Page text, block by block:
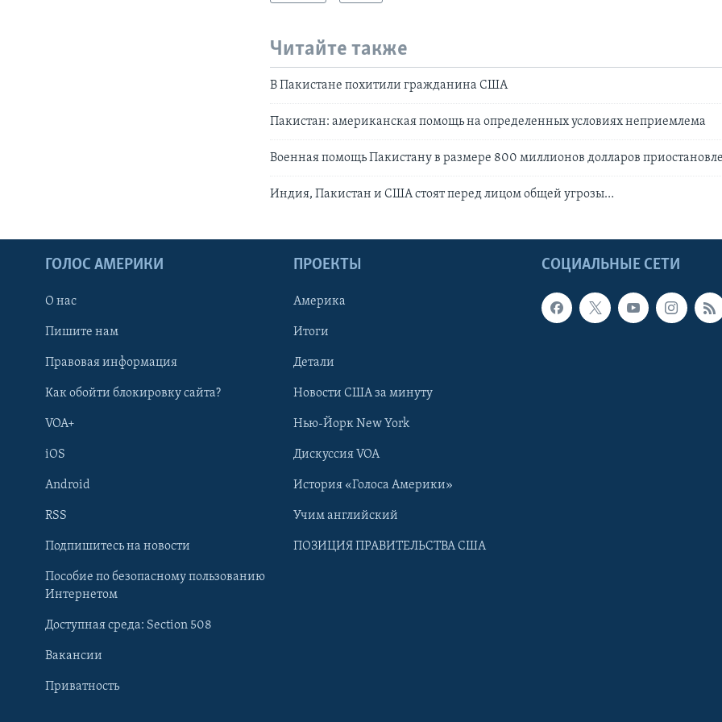
Learning English
Языки
Читайте также
В Пакистане похитили гражданина США
Пакистан: американская помощь на определенных условиях неприемлема
Военная помощь Пакистану в размере 800 миллионов долларов
Индия, Пакистан и США стоят перед лицом общей угрозы…
СОЦИАЛЬНЫЕ СЕТИ
ГОЛОС АМЕРИКИ
О нас
Пишите нам
Правовая информация
Как обойти блокировку сайта?
VOA+
iOS
Android
RSS
Подпишитесь на новости
Пособие по безопасному пользованию
Интернетом
Доступная среда: Section 508
Вакансии
Приватность
ПРОЕКТЫ
Америка
Итоги
Детали
Новости США за минуту
Нью-Йорк New York
Дискуссия VOA
История «Голоса Америки»
Учим английский
ПОЗИЦИЯ ПРАВИТЕЛЬСТВА США